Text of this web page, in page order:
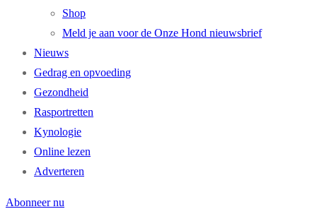
Shop
Meld je aan voor de Onze Hond nieuwsbrief
Nieuws
Gedrag en opvoeding
Gezondheid
Rasportretten
Kynologie
Online lezen
Adverteren
Abonneer nu